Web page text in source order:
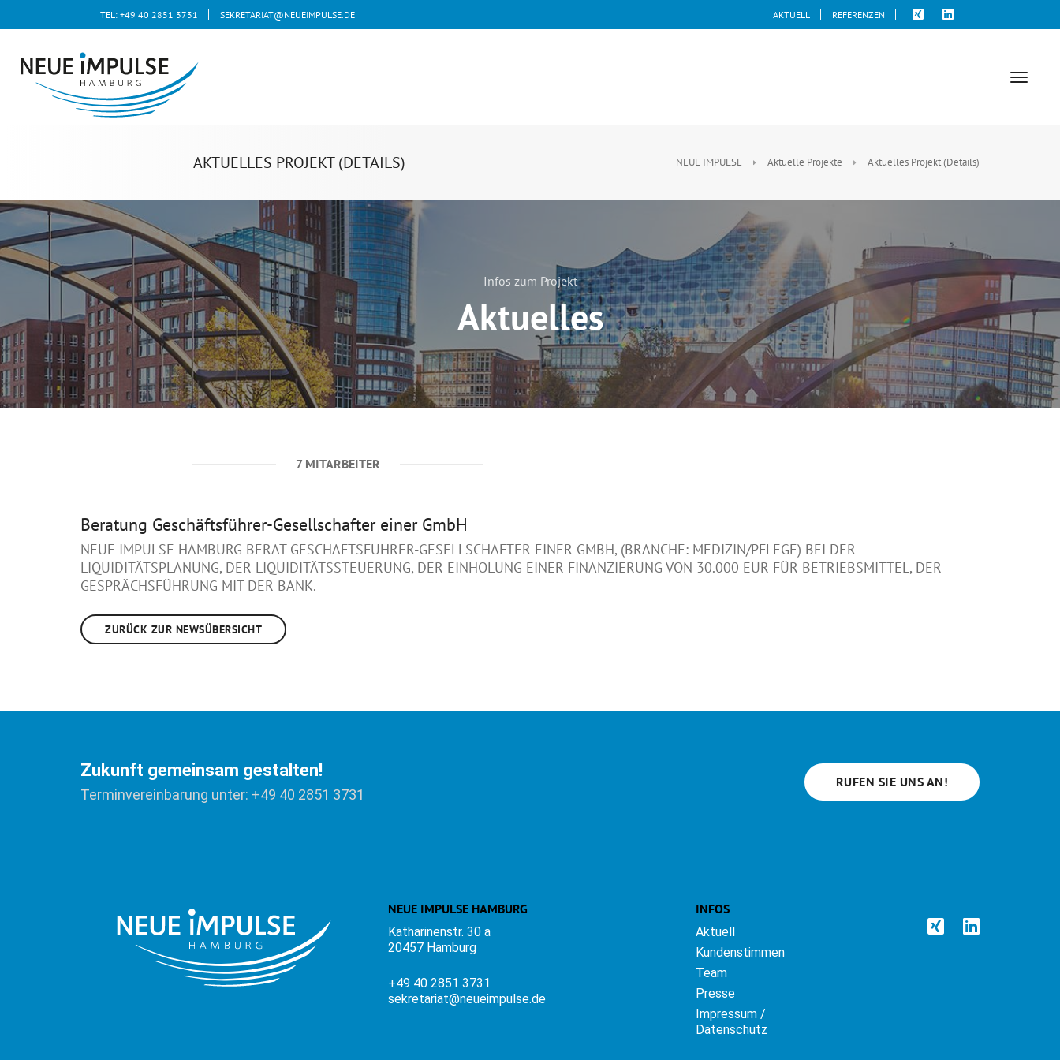
TEL: +49 40 2851 3731 SEKRETARIAT@NEUEIMPULSE.DE AKTUELL REFERENZEN
toggle
AKTUELLES PROJEKT (DETAILS) NEUE IMPULSE Aktuelle Projekte Aktuelles Projekt (Details)
Infos zum Projekt
Aktuelles
7 MITARBEITER
Beratung Geschäftsführer-Gesellschafter einer GmbH
NEUE IMPULSE HAMBURG BERÄT GESCHÄFTSFÜHRER-GESELLSCHAFTER EINER GMBH, (BRANCHE: MEDIZIN/PFLEGE) BEI DER
LIQUIDITÄTSPLANUNG, DER LIQUIDITÄTSSTEUERUNG, DER EINHOLUNG EINER FINANZIERUNG VON 30.000 EUR FÜR BETRIEBSMITTEL, DER
GESPRÄCHSFÜHRUNG MIT DER BANK.
ZURÜCK ZUR NEWSÜBERSICHT
Zukunft gemeinsam gestalten!
Terminvereinbarung unter: +49 40 2851 3731
RUFEN SIE UNS AN!
NEUE IMPULSE HAMBURG
Katharinenstr. 30 a
20457 Hamburg
+49 40 2851 3731
sekretariat@neueimpulse.de
INFOS
Aktuell
Kundenstimmen
Team
Presse
Impressum /
Datenschutz